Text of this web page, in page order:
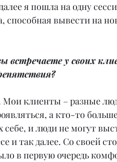
я пошла на одну
способная вывести на
встречаете у своих
Мои клиенты – разные
а кто-то
себе, и люди не могут
и так далее. Со своей
в первую очередь